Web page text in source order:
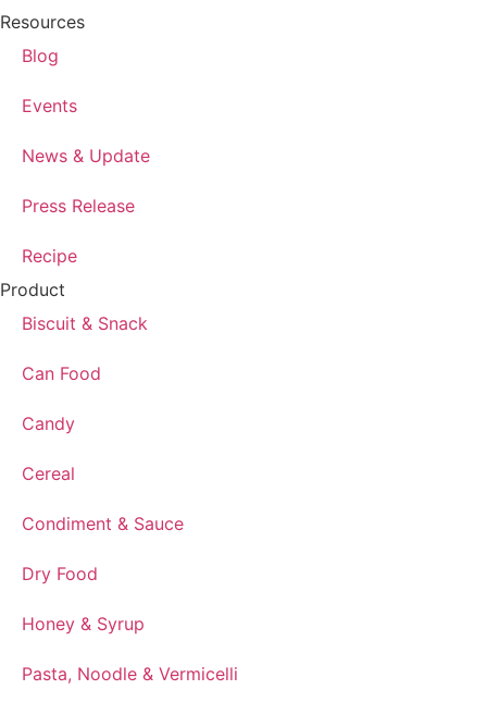
Resources
Blog
Events
News & Update
Press Release
Recipe
Product
Biscuit & Snack
Can Food
Candy
Cereal
Condiment & Sauce
Dry Food
Honey & Syrup
Pasta, Noodle & Vermicelli